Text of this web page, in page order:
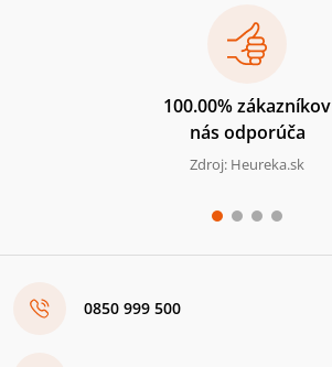
100.00% zákazníkov
nás odporúča
Zdroj: Heureka.sk
0850 999 500